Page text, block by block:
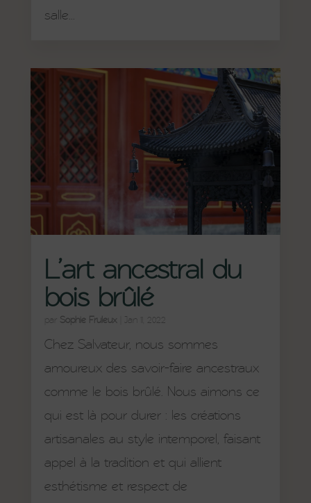
salle...
L’art ancestral du
bois brûlé
par Sophie Fruleux| Jan 11, 2022
Chez Salvateur, nous sommes
amoureux des savoir-faire ancestraux
comme le bois brûlé. Nous aimons ce
qui est là pour durer : les créations
artisanales au style intemporel, faisant
appel à la tradition et qui allient
esthétisme et respect de